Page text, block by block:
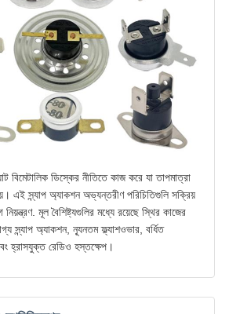
বিমেটালিক ডিস্কের নীতিতে কাজ করে যা তাপমাত্রা
এই স্ন্যাপ অ্যাকশন অভ্যন্তরীণ পরিচিতিগুলি সক্রিয়
নিয়ন্ত্রণ. মূল বৈশিষ্ট্যগুলির মধ্যে রয়েছে স্থির কাজের
স্ন্যাপ অ্যাকশন, ন্যূনতম ফ্ল্যাশওভার, বর্ধিত
হ্রাসযুক্ত রেডিও হস্তক্ষেপ।